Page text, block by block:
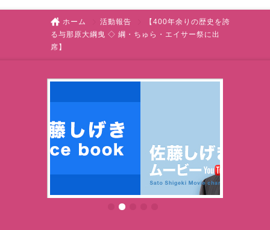
ホーム 活動報告
【400年余りの歴史を誇
る与那原大綱曳 ◇ 綱・ちゅら・エイサー祭に出
席】